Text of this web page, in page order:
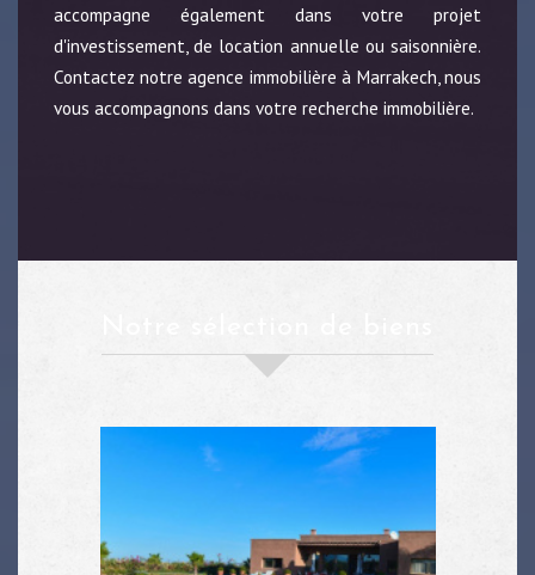
accompagne également dans votre projet
d'investissement, de location annuelle ou saisonnière.
Contactez notre agence immobilière à Marrakech, nous
vous accompagnons dans votre recherche immobilière.